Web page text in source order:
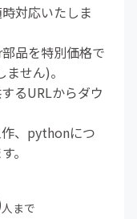
対応いたしま
品を特別価格で
せん)。
るURLからダウ
、pythonにつ
。
人まで